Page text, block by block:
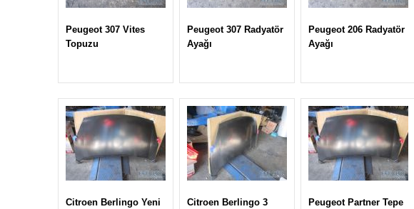
Peugeot 307 Vites
Topuzu
Peugeot 307 Radyatör
Ayağı
Peugeot 206 Radyatör
Ayağı
Citroen Berlingo Yeni
Citroen Berlingo 3
Peugeot Partner Tepe